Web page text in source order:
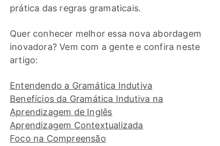
prática das regras gramaticais.
Quer conhecer melhor essa nova abordagem
inovadora? Vem com a gente e confira neste
artigo:
Entendendo a Gramática Indutiva
Benefícios da Gramática Indutiva na
Aprendizagem de Inglês
Aprendizagem Contextualizada
Foco na Compreensão